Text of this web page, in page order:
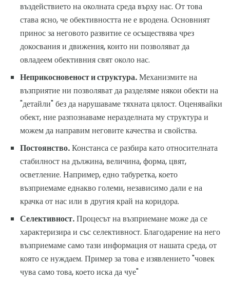
въздействието на околната среда върху нас. От това
става ясно, че обективността не е вродена. Основният
принос за неговото развитие се осъществява чрез
докосвания и движения, които ни позволяват да
овладеем обективния свят около нас.
Неприкосновеност и структура.Механизмите на
възприятие ни позволяват да разделяме някои обекти на
"детайли" без да нарушаваме тяхната цялост. Оценявайки
обект, ние разпознаваме неразделната му структура и
можем да направим неговите качества и свойства.
Постоянство.Констанса се разбира като относителната
стабилност на дължина, величина, форма, цвят,
осветление. Например, едно табуретка, което
възприемаме еднакво големи, независимо дали е на
крачка от нас или в другия край на коридора.
Селективност.Процесът на възприемане може да се
характеризира и със селективност. Благодарение на него
възприемаме само тази информация от нашата среда, от
която се нуждаем. Пример за това е изявлението "човек
чува само това, което иска да чуе"